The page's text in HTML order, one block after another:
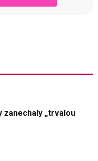
zanechaly „trvalou